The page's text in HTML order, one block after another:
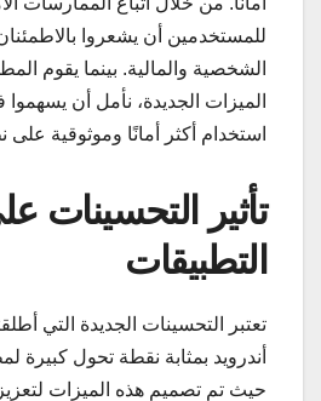
للمستخدمين أن يشعروا
الشخصية والمالية. بينما يقوم
الميزات الجديدة، نأمل أن
استخدام أكثر أمانًا وموثوقية على
تأثير التحسينات
التطبيقات
تعتبر التحسينات الجديدة التي
أندرويد بمثابة نقطة تحول كبيرة
حيث تم تصميم هذه الميزات